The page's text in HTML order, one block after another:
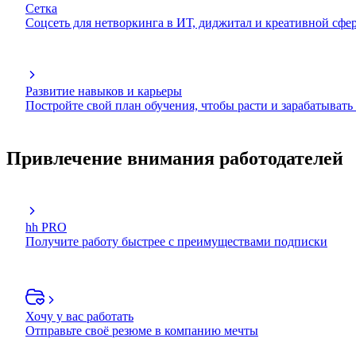
Сетка
Соцсеть для нетворкинга в ИТ, диджитал и креативной
Развитие навыков и карьеры
Постройте свой план обучения, чтобы расти и
Привлечение внимания работодателей
hh PRO
Получите работу быстрее с преимуществами подписки
Хочу у вас работать
Отправьте своё резюме в компанию мечты